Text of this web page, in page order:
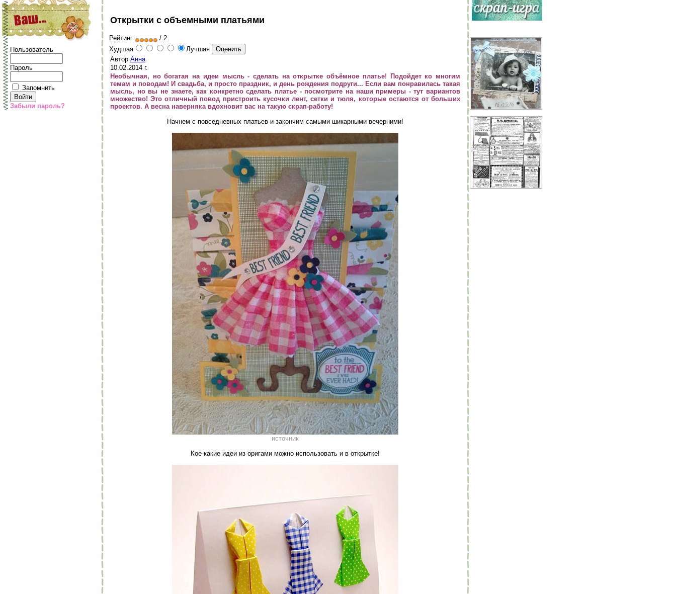
Пользователь
Пароль
Запомнить
Забыли пароль?
Открытки с объемными платьями
Рейтинг:
/ 2
Худшая
Лучшая
Автор Анна
10.02.2014 г.
Необычная, но богатая на идеи мысль - сделать на открытке объёмное платье! Подойдет ко многим
темам и поводам! И свадьба, и просто праздник, и день рождения подруги... Если вам понравилась такая
мысль, но вы не знаете, как конкретно сделать платье - посмотрите на наши примеры - тут вариантов
множество! Это отличный повод пристроить кусочки лент, сетки и тюля, которые остаются от больших
проектов. А весна наверняка вдохновит вас на такую скрап-работу!
Начнем с повседневных платьев и закончим самыми шикарными вечерними!
источник
Кое-какие идеи из оригами можно использовать и в открытке!